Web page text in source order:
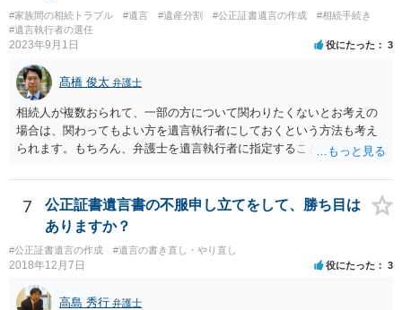
#家族間の相続トラブル #遺言 #遺産分割 #公正証書遺言の作成
#相続手続き
#遺言執行者の選任
2023年9月1日 役にたった 3
髙橋 俊太 弁護士
相続人が複数おられて、一部の方について関わりたくないとお考えの
場合は、関わってもよい方を遺言執行者にしておくという方法も考え
られます。もちろん、弁護士を遺言執行者に指定することもできます
方に再委任の権限を付与しておくという方法もあります。 一度、弁護
士に直接ご相談されることをお勧めいたします。
7
公正証書遺言書の不服申し立てをして、勝ち目は
ありますか？
#公正証書遺言の作成 #遺言の書き直し・やり直し
2018年12月7日 役にたった 3
高島 秀行 弁護士